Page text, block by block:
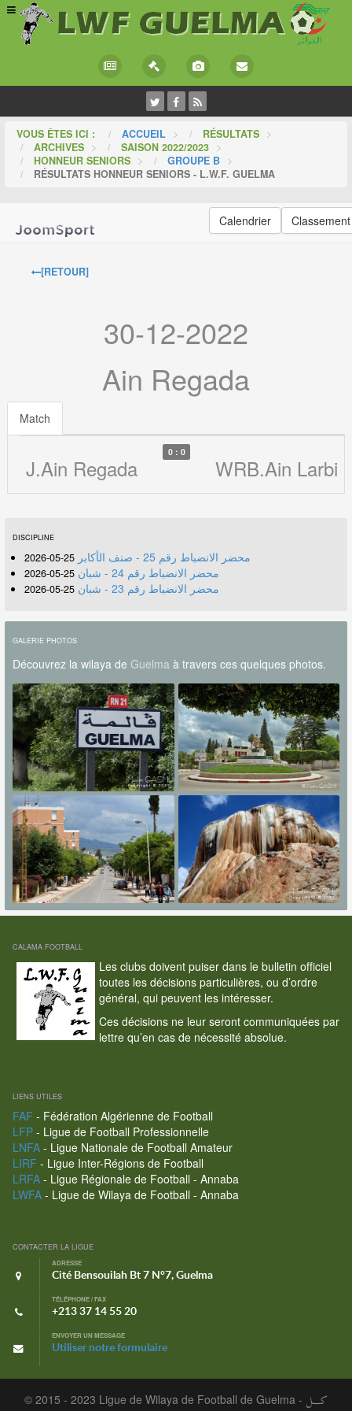
VOUS ÊTES ICI : ACCUEIL > RÉSULTATS >
ARCHIVES > SAISON 2022/2023 >
HONNEUR SENIORS > GROUPE B >
RÉSULTATS HONNEUR SENIORS - L.W.F. GUELMA
Calendrier Classement
[RETOUR]
30-12-2022
Ain Regada
Match
J.Ain Regada
0 : 0
WRB.Ain Larbi
DISCIPLINE
محضر الانضباط رقم 25 - صنف الأكابر 25-05-2026
محضر الانضباط رقم 24 - شبان 25-05-2026
محضر الانضباط رقم 23 - شبان 25-05-2026
GALERIE PHOTOS
Découvrez la wilaya de Guelma à travers ces quelques photos.
CALAMA FOOTBALL
Les clubs doivent puiser dans le bulletin officiel
toutes les décisions particulières, ou d’ordre
général, qui peuvent les intéresser.
Ces décisions ne leur seront communiquées par
lettre qu’en cas de nécessité absolue.
LIENS UTILES
FAF - Fédération Algérienne de Football
LFP- Ligue de Football Professionnelle
LNFA- Ligue Nationale de Football Amateur
LIRF - Ligue Inter-Régions de Football
LRFA- Ligue Régionale de Football - Annaba
LWFA- Ligue de Wilaya de Football - Annaba
CONTACTER LA LIGUE
ADRESSE
Cité Bensouilah Bt 7 N°7, Guelma
TÉLÉPHONE / FAX
+213 37 14 55 20
ENVOYER UN MESSAGE
Utiliser notre formulaire
© 2015 - 2023 Ligue de Wilaya de Football de Guelma - كـــل